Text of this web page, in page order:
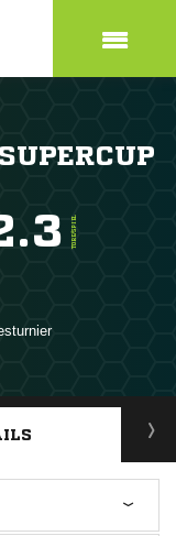
TORE/SPIEL